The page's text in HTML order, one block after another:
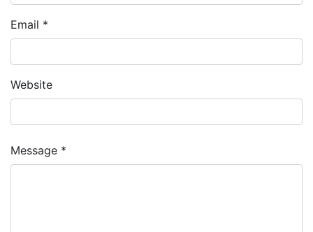
Email *
Website
Message *